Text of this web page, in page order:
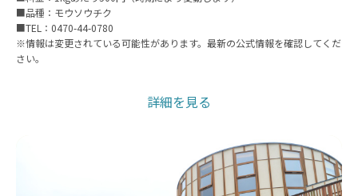
■品種：モウソウチク
■TEL：0470-44-0780
※情報は変更されている可能性があります。最新の公式情報を確認してくだ
さい。
詳細を見る